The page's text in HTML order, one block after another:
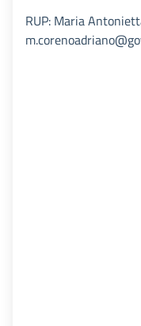
RUP: Maria